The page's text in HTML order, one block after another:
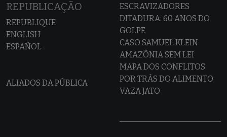
REPUBLICAÇÃO
REPUBLIQUE
ENGLISH
ESPAÑOL
ALIADOS DA PÚBLICA
ESCRAVIZADORES
DITADURA: 60 ANOS DO
GOLPE
CASO SAMUEL KLEIN
AMAZÔNIA SEM LEI
MAPA DOS CONFLITOS
POR TRÁS DO ALIMENTO
VAZA JATO